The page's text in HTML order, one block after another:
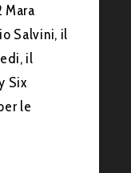
Mara
Salvini, il
il
Six
le